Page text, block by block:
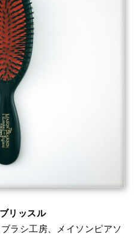
リッスル
ラシ工房、メイソンピアソ